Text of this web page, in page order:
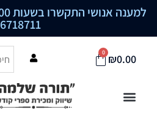
למענה אנושי התקשרו בשעות 09:00-19:00 לטלפון
6718711
₪0.00
0